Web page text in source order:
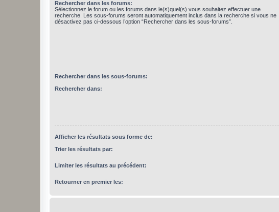
Rechercher dans les forums:
Sélectionnez le forum ou les forums dans le(s)quel(s) vous souhaitez effectuer une
recherche. Les sous-forums seront automatiquement inclus dans la recherche si vous ne
désactivez pas ci-dessous l’option “Rechercher dans les sous-forums”.
Rechercher dans les sous-forums:
Rechercher dans:
Afficher les résultats sous forme de:
Trier les résultats par:
Limiter les résultats au précédent:
Retourner en premier les: